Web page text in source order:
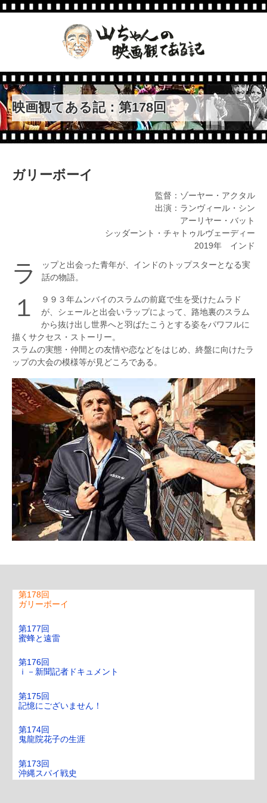
映画観てある記：第178回
ガリーボーイ
監督：ゾーヤー・アクタル
出演：ランヴィール・シン
アーリヤー・バット
シッダーント・チャトゥルヴェーディー
2019年 インド
ラップと出会った青年が、インドのトップスターとなる実 話の物語。
１９９３年ムンバイのスラムの前庭で生を受けたムラド
が、シェールと出会いラップによって、路地裏のスラム
から抜け出し世界へと羽ばたこうとする姿をパワフルに
描くサクセス・ストーリー。
スラムの実態・仲間との友情や恋などをはじめ、終盤に向けたラ
ップの大会の模様等が見どころである。
ムヒカ 世界でいちばん貧し
い大統領から日本人へ
第193回
はりぼて
第192回
カメジロー不屈の生涯
ウエスト・サイド・ストーリ
マトリックス レザレクショ
ンズ
リスペクト
第186回
007／ノー・タイム・トゥ・
ダイ
第185回
ワイルド・スピード ジェッ
トブレイク
第184回
キネマの神様
第183回
孤狼の血 LEVEL2
第182回
アオラレ
第181回
マッスル 踊る稲妻
第180回
エリン・ブロコビッチ
第178回
ガリーボーイ
第177回
蜜蜂と遠雷
第176回
ｉ－新聞記者ドキュメント
第175回
記憶にございません！
第174回
鬼龍院花子の生涯
第173回
沖縄スパイ戦史